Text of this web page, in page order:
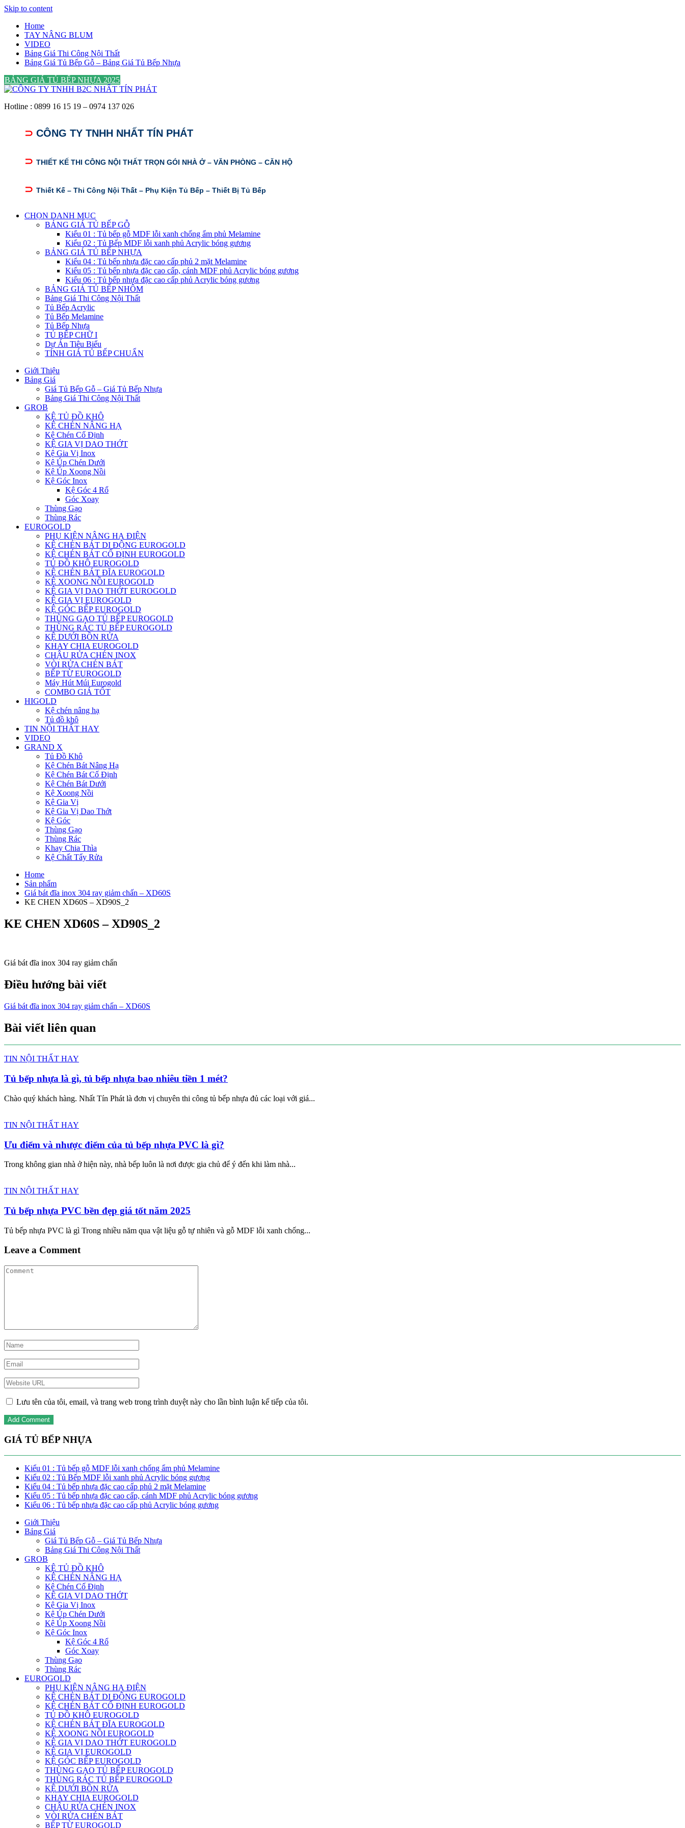
Skip to content
Home
TAY NÂNG BLUM
VIDEO
Bảng Giá Thi Công Nội Thất
Bảng Giá Tủ Bếp Gỗ – Bảng Giá Tủ Bếp Nhựa
BẢNG GIÁ TỦ BẾP NHỰA 2025
Hotline : 0899 16 15 19 – 0974 137 026
⊃ CÔNG TY TNHH NHẤT TÍN PHÁT
⊃ THIẾT KẾ THI CÔNG NỘI THẤT TRỌN GÓI NHÀ Ở – VĂN PHÒNG – CĂN HỘ
⊃ Thiết Kế – Thi Công Nội Thất – Phụ Kiện Tủ Bếp – Thiết Bị Tủ Bếp
CHỌN DANH MỤC
BẢNG GIÁ TỦ BẾP GỖ
Kiểu 01 : Tủ bếp gỗ MDF lỗi xanh chống ẩm phủ Melamine
Kiểu 02 : Tủ Bếp MDF lỗi xanh phủ Acrylic bóng gương
BẢNG GIÁ TỦ BẾP NHỰA
Kiểu 04 : Tủ bếp nhựa đặc cao cấp phủ 2 mặt Melamine
Kiểu 05 : Tủ bếp nhựa đặc cao cấp, cánh MDF phủ Acrylic bóng gương
Kiểu 06 : Tủ bếp nhựa đặc cao cấp phủ Acrylic bóng gương
BẢNG GIÁ TỦ BẾP NHÔM
Bảng Giá Thi Công Nội Thất
Tủ Bếp Acrylic
Tủ Bếp Melamine
Tủ Bếp Nhựa
TỦ BẾP CHỮ I
Dự Án Tiêu Biểu
TÍNH GIÁ TỦ BẾP CHUẨN
Giới Thiệu
Bảng Giá
Giá Tủ Bếp Gỗ – Giá Tủ Bếp Nhựa
Bảng Giá Thi Công Nội Thất
GROB
KỆ TỦ ĐỒ KHÔ
KỆ CHÉN NÂNG HẠ
Kệ Chén Cố Định
KỆ GIA VỊ DAO THỚT
Kệ Gia Vị Inox
Kệ Úp Chén Dưới
Kệ Úp Xoong Nồi
Kệ Góc Inox
Kệ Góc 4 Rổ
Góc Xoay
Thùng Gạo
Thùng Rác
EUROGOLD
PHỤ KIỆN NÂNG HẠ ĐIỆN
KỆ CHÉN BÁT DI ĐỘNG EUROGOLD
KỆ CHÉN BÁT CỐ ĐỊNH EUROGOLD
TỦ ĐỒ KHÔ EUROGOLD
KỆ CHÉN BÁT ĐĨA EUROGOLD
KỆ XOONG NỒI EUROGOLD
KỆ GIA VỊ DAO THỚT EUROGOLD
KỆ GIA VỊ EUROGOLD
KỆ GÓC BẾP EUROGOLD
THÙNG GẠO TỦ BẾP EUROGOLD
THÙNG RÁC TỦ BẾP EUROGOLD
KỆ DƯỚI BỒN RỬA
KHAY CHIA EUROGOLD
CHẬU RỬA CHÉN INOX
VÒI RỬA CHÉN BÁT
BẾP TỪ EUROGOLD
Máy Hút Múi Eurogold
COMBO GIÁ TỐT
HIGOLD
Kệ chén nâng hạ
Tủ đồ khô
TIN NỘI THẤT HAY
VIDEO
GRAND X
Tủ Đồ Khô
Kệ Chén Bát Nâng Hạ
Kệ Chén Bát Cố Định
Kệ Chén Bát Dưới
Kệ Xoong Nồi
Kệ Gia Vị
Kệ Gia Vị Dao Thớt
Kệ Góc
Thùng Gạo
Thùng Rác
Khay Chia Thìa
Kệ Chất Tẩy Rửa
Home
Sản phẩm
Giá bát đĩa inox 304 ray giảm chấn – XD60S
KE CHEN XD60S – XD90S_2
KE CHEN XD60S – XD90S_2
Giá bát đĩa inox 304 ray giảm chấn
Điều hướng bài viết
Giá bát đĩa inox 304 ray giảm chấn – XD60S
Bài viết liên quan
TIN NỘI THẤT HAY
Tủ bếp nhựa là gì, tủ bếp nhựa bao nhiêu tiền 1 mét?
Chào quý khách hàng. Nhất Tín Phát là đơn vị chuyên thi công tủ bếp nhựa đủ các loại với giá...
TIN NỘI THẤT HAY
Ưu điểm và nhược điểm của tủ bếp nhựa PVC là gì?
Trong không gian nhà ở hiện này, nhà bếp luôn là nơi được gia chủ để ý đến khi làm nhà...
TIN NỘI THẤT HAY
Tủ bếp nhựa PVC bền đẹp giá tốt năm 2025
Tủ bếp nhựa PVC là gì Trong nhiều năm qua vật liệu gỗ tự nhiên và gỗ MDF lỗi xanh chống...
Leave a Comment
Lưu tên của tôi, email, và trang web trong trình duyệt này cho lần bình luận kế tiếp của tôi.
GIÁ TỦ BẾP NHỰA
Kiểu 01 : Tủ bếp gỗ MDF lỗi xanh chống ẩm phủ Melamine
Kiểu 02 : Tủ Bếp MDF lỗi xanh phủ Acrylic bóng gương
Kiểu 04 : Tủ bếp nhựa đặc cao cấp phủ 2 mặt Melamine
Kiểu 05 : Tủ bếp nhựa đặc cao cấp, cánh MDF phủ Acrylic bóng gương
Kiểu 06 : Tủ bếp nhựa đặc cao cấp phủ Acrylic bóng gương
Giới Thiệu
Bảng Giá
Giá Tủ Bếp Gỗ – Giá Tủ Bếp Nhựa
Bảng Giá Thi Công Nội Thất
GROB
KỆ TỦ ĐỒ KHÔ
KỆ CHÉN NÂNG HẠ
Kệ Chén Cố Định
KỆ GIA VỊ DAO THỚT
Kệ Gia Vị Inox
Kệ Úp Chén Dưới
Kệ Úp Xoong Nồi
Kệ Góc Inox
Kệ Góc 4 Rổ
Góc Xoay
Thùng Gạo
Thùng Rác
EUROGOLD
PHỤ KIỆN NÂNG HẠ ĐIỆN
KỆ CHÉN BÁT DI ĐỘNG EUROGOLD
KỆ CHÉN BÁT CỐ ĐỊNH EUROGOLD
TỦ ĐỒ KHÔ EUROGOLD
KỆ CHÉN BÁT ĐĨA EUROGOLD
KỆ XOONG NỒI EUROGOLD
KỆ GIA VỊ DAO THỚT EUROGOLD
KỆ GIA VỊ EUROGOLD
KỆ GÓC BẾP EUROGOLD
THÙNG GẠO TỦ BẾP EUROGOLD
THÙNG RÁC TỦ BẾP EUROGOLD
KỆ DƯỚI BỒN RỬA
KHAY CHIA EUROGOLD
CHẬU RỬA CHÉN INOX
VÒI RỬA CHÉN BÁT
BẾP TỪ EUROGOLD